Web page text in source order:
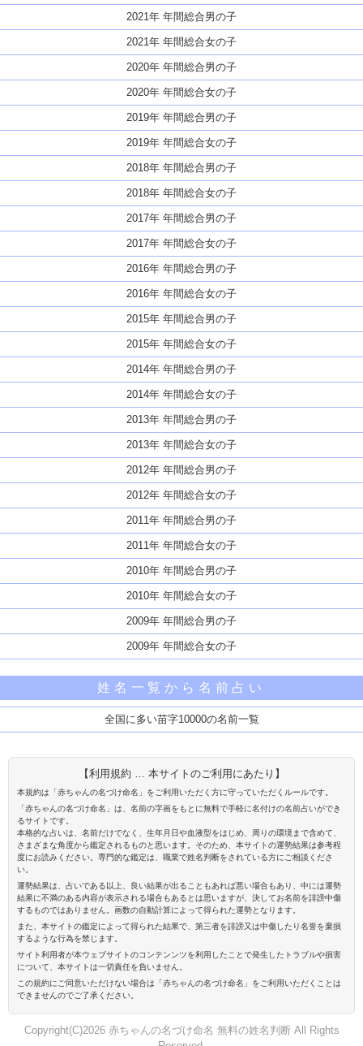
2021年 年間総合男の子
2021年 年間総合女の子
2020年 年間総合男の子
2020年 年間総合女の子
2019年 年間総合男の子
2019年 年間総合女の子
2018年 年間総合男の子
2018年 年間総合女の子
2017年 年間総合男の子
2017年 年間総合女の子
2016年 年間総合男の子
2016年 年間総合女の子
2015年 年間総合男の子
2015年 年間総合女の子
2014年 年間総合男の子
2014年 年間総合女の子
2013年 年間総合男の子
2013年 年間総合女の子
2012年 年間総合男の子
2012年 年間総合女の子
2011年 年間総合男の子
2011年 年間総合女の子
2010年 年間総合男の子
2010年 年間総合女の子
2009年 年間総合男の子
2009年 年間総合女の子
姓名一覧から名前占い
全国に多い苗字10000の名前一覧
【利用規約 … 本サイトのご利用にあたり】
本規約は「赤ちゃんの名づけ命名」をご利用いただく方に守っていただくルールです。
「赤ちゃんの名づけ命名」は、名前の字画をもとに無料で手軽に名付けの名前占いができ
るサイトです。
本格的な占いは、名前だけでなく、生年月日や血液型をはじめ、周りの環境まで含めて、
さまざまな角度から鑑定されるものと思います。そのため、本サイトの運勢結果は参考程
度にお読みください。専門的な鑑定は、職業で姓名判断をされている方にご相談くださ
い。
運勢結果は、占いである以上、良い結果が出ることもあれば悪い場合もあり、中には運勢
結果に不満のある内容が表示される場合もあるとは思いますが、決してお名前を誹謗中傷
するものではありません。画数の自動計算によって得られた運勢となります。
また、本サイトの鑑定によって得られた結果で、第三者を誹謗又は中傷したり名誉を棄損
するような行為を禁じます。
サイト利用者が本ウェブサイトのコンテンンツを利用したことで発生したトラブルや損害
について、本サイトは一切責任を負いません。
この規約にご同意いただけない場合は「赤ちゃんの名づけ命名」をご利用いただくことは
できませんのでご了承ください。
Copyright(C)2026 赤ちゃんの名づけ命名 無料の姓名判断 All Rights